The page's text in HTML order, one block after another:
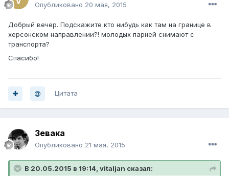
Опубликовано 20 мая, 2015
Добрый вечер. Подскажите кто нибудь как там на границе в
херсонском направлении?! молодых парней снимают с
транспорта?
Спасибо!
Цитата
Зевака
Опубликовано 21 мая, 2015
В 20.05.2015 в 19:14, vitaljan сказал: